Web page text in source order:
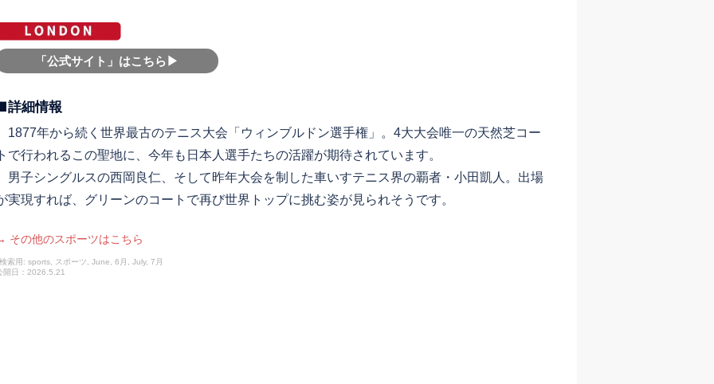
「公式サイト」はこちら▶︎
詳細情報
年から続く世界最古のテニス大会「ウィンブルドン選手権」。4大大会唯一の天然芝コー
で行われるこの聖地に、今年も日本人選手たちの活躍が期待されています。
子シングルスの西岡良仁、そして昨年大会を制した車いすテニス界の覇者・小田凱人。出場
実現すれば、グリーンのコートで再び世界トップに挑む姿が見られそうです。
その他のスポーツはこちら
索用: sports, スポーツ, June, 6月, July, 7月
開日：2026.5.21